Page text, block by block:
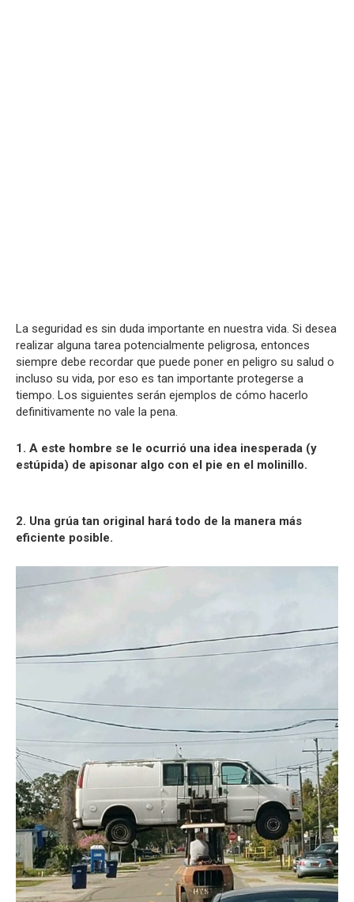
La seguridad es sin duda importante en nuestra vida. Si desea
realizar alguna tarea potencialmente peligrosa, entonces
siempre debe recordar que puede poner en peligro su salud o
incluso su vida, por eso es tan importante protegerse a
tiempo. Los siguientes serán ejemplos de cómo hacerlo
definitivamente no vale la pena.
1. A este hombre se le ocurrió una idea inesperada (y
estúpida) de apisonar algo con el pie en el molinillo.
2. Una grúa tan original hará todo de la manera más
eficiente posible.